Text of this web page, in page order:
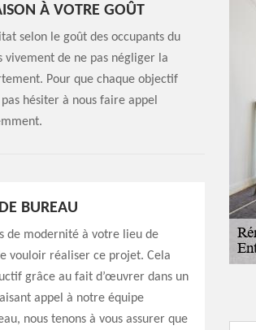
À VOTRE GOÛT
selon le goût des occupants du
vivement de ne pas négliger la
Pour que chaque objectif
hésiter à nous faire appel
BUREAU
de modernité à votre lieu de
vouloir réaliser ce projet. Cela
grâce au fait d’œuvrer dans un
appel à notre équipe
nous tenons à vous assurer que